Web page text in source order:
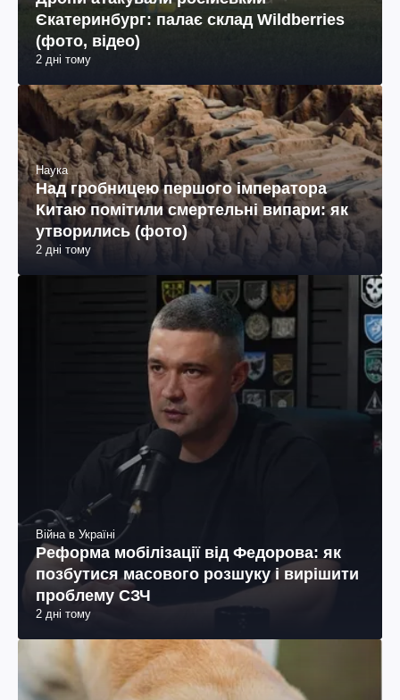
Єкатеринбург: палає склад Wildberries
(фото, відео)
2 дні тому
Наука
Над гробницею першого імператора
Китаю помітили смертельні випари: як
утворились (фото)
2 дні тому
Війна в Україні
Реформа мобілізації від Федорова: як
позбутися масового розшуку і вирішити
проблему СЗЧ
2 дні тому